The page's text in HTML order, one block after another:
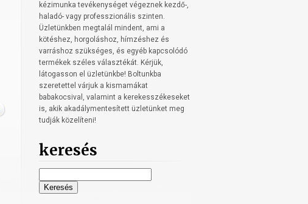
kézimunka tevékenységet végeznek kezdő-,
haladó- vagy professzionális szinten.
Üzletünkben megtalál mindent, ami a
kötéshez, horgoláshoz, hímzéshez és
varráshoz szükséges, és egyéb kapcsolódó
termékek széles választékát. Kérjük,
látogasson el üzletünkbe! Boltunkba
szeretettel várjuk a kismamákat
babakocsival, valamint a kerekesszékeseket
is, akik akadálymentesített üzletünket meg
tudják közelíteni!
keresés